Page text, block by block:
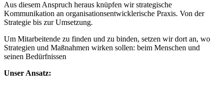
Aus diesem Anspruch heraus knüpfen wir strategische
Kommunikation an organisationsentwicklerische Praxis. Von der
Strategie bis zur Umsetzung.
Um Mitarbeitende zu finden und zu binden, setzen wir dort an, wo
Strategien und Maßnahmen wirken sollen: beim Menschen und
seinen Bedürfnissen
Unser Ansatz: